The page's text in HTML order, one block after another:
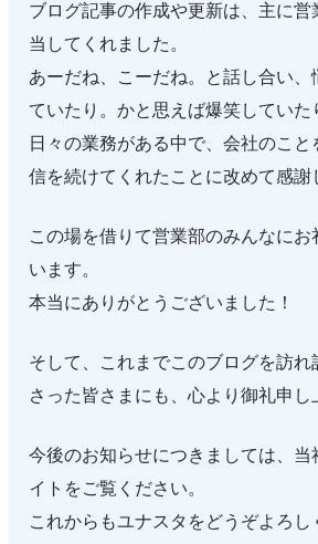
ブログ記事の作成や更新は、主に営
当してくれました。
あーだね、こーだね。と話し合い、
ていたり。かと思えば爆笑していた
日々の業務がある中で、会社のこと
信を続けてくれたことに改めて感謝
この場を借りて営業部のみんなにお
います。
本当にありがとうございました！
そして、これまでこのブログを訪れ
さった皆さまにも、心より御礼申し
今後のお知らせにつきましては、当
イトをご覧ください。
これからもユナスタをどうぞよろし